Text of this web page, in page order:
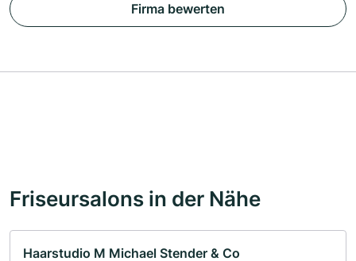
Firma bewerten
Friseursalons in der Nähe
Haarstudio M Michael Stender & Co